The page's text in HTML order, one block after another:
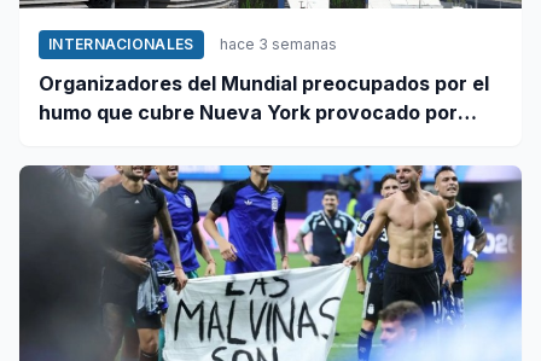
INTERNACIONALES hace 3 semanas
Organizadores del Mundial preocupados por el
humo que cubre Nueva York provocado por